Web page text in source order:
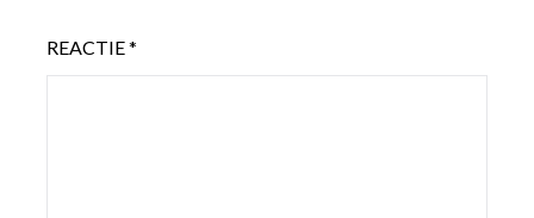
REACTIE*